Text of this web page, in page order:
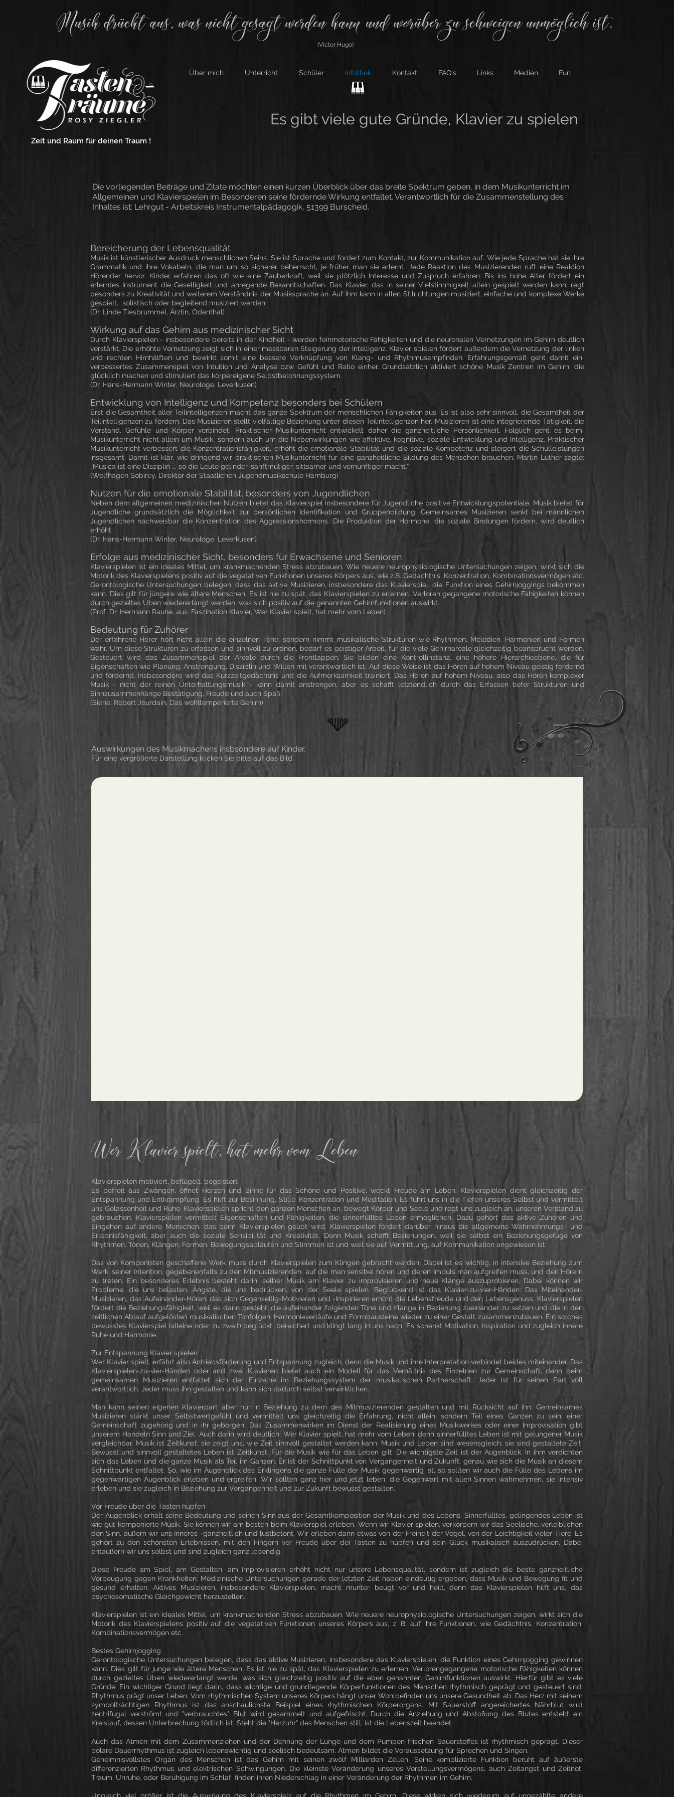
Über mich Unterricht Schüler Infothek Kontakt FAQ's Links Medien Fun
Musik drückt aus, was nicht gesagt werden kann und worüber zu schweigen unmöglich ist.
(Victor Hugo)
Es gibt viele gute Gründe, Klavier zu spielen
Die vorliegenden Beiträge und Zitate möchten einen kurzen Überblick über das breite Spektrum geben, in dem Musikunterricht im
Allgemeinen und Klavierspielen im Besonderen seine fördernde Wirkung entfaltet. Verantwortlich für die Zusammenstellung des
Inhaltes ist: Lehrgut - Arbeitskreis Instrumentalpädagogik, 51399 Burscheid.
​Bereicherung der Lebensqualität
Musik ist künstlerischer Ausdruck menschlichen Seins. Sie ist Sprache und fordert zum Kontakt, zur Kommunikation auf. Wie jede Sprache hat sie ihre
Grammatik und ihre Vokabeln, die man um so sicherer beherrscht, je früher man sie erlernt. Jede Reaktion des Musizierenden ruft eine Reaktion
Hörender hervor. Kinder erfahren das oft wie eine Zauberkraft, weil sie plötzlich Interesse und Zuspruch erfahren. Bis ins hohe Alter fördert ein
erlerntes Instrument die Geselligkeit und anregende Bekanntschaften. Das Klavier, das in seiner Vielstimmigkeit allein gespielt werden kann, regt
besonders zu Kreativität und weiterem Verständnis der Musiksprache an. Auf ihm kann in allen Stilrichtungen musiziert, einfache und komplexe Werke
gespielt, solistisch oder begleitend musiziert werden.
(Dr. Linde Tiesbrummel, Ärztin, Odenthal)
Wirkung auf das Gehirn aus medizinischer Sicht
Durch Klavierspielen - insbesondere bereits in der Kindheit - werden feinmotorische Fähigkeiten und die neuronalen Vernetzungen im Gehirn deutlich
verstärkt. Die erhöhte Vernetzung zeigt sich in einer messbaren Steigerung der Intelligenz. Klavier spielen fördert außerdem die Vernetzung der linken
und rechten Hirnhälften und bewirkt somit eine bessere Verknüpfung von Klang- und Rhythmusempfinden. Erfahrungsgemäß geht damit ein
verbessertes Zusammenspiel von Intuition und Analyse bzw Gefühl und Ratio einher. Grundsätzlich aktiviert schöne Musik Zentren im Gehirn, die
glücklich machen und stimuliert das körpereigene Selbstbelohnungssystem.
​(Dr. Hans-Hermann Winter, Neurologe, Leverkusen)
Entwicklung von Intelligenz und Kompetenz besonders bei Schülern
Erst die Gesamtheit aller Teilintelligenzen macht das ganze Spektrum der menschlichen Fähigkeiten aus. Es ist also sehr sinnvoll, die Gesamtheit der
Teilintelligenzen zu fördern. Das Musizieren stellt vielfältige Beziehung unter diesen Teilintelligenzen her. Musizieren ist eine integrierende Tätigkeit, die
Verstand, Gefühle und Körper verbindet. Praktischer Musikunterricht entwickelt daher die ganzheitliche Persönlichkeit. Folglich geht es beim
Musikunterricht nicht allein um Musik, sondern auch um die Nebenwirkungen wie affektive, kognitive, soziale Entwicklung und Intelligenz. Praktischer
Musikunterricht verbessert die Konzentrationsfähigkeit, erhöht die emotionale Stabilität und die soziale Kompetenz und steigert die Schulleistungen
insgesamt. Damit ist klar, wie dringend wir praktischen Musikunterricht für eine ganzheitliche Bildung des Menschen brauchen. Martin Luther sagte:
„Musica ist eine Disziplin …, so die Leute gelinder, sanftmütiger, sittsamer und vernünftiger macht.“
(Wolfhagen Sobirey, Direktor der Staatlichen Jugendmusikschule Hamburg)
Nutzen für die emotionale Stabilität, besonders von Jugendlichen
Neben dem allgemeinen medizinischen Nutzen bietet das Klavierspiel insbesondere für Jugendliche positive Entwicklungspotentiale. Musik bietet für
Jugendliche grundsätzlich die Möglichkeit zur persönlichen Identifikation und Gruppenbildung. Gemeinsames Musizieren senkt bei männlichen
Jugendlichen nachweisbar die Konzentration des Aggressionshormons. Die Produktion der Hormone, die soziale Bindungen fördern, wird deutlich
erhöht.
(Dr. Hans-Hermann Winter, Neurologe, Leverkusen)
Erfolge aus medizinischer Sicht, besonders für Erwachsene und Senioren
Klavierspielen ist ein ideales Mittel, um krankmachenden Stress abzubauen. Wie neuere neurophysiologische Untersuchungen zeigen, wirkt sich die
Motorik des Klavierspielens positiv auf die vegetativen Funktionen unseres Körpers aus, wie z.B. Gedächtnis, Konzentration, Kombinationsvermögen etc.
Gerontologische Untersuchungen belegen, dass das aktive Musizieren, insbesondere das Klavierspiel, die Funktion eines Gehirnjoggings bekommen
kann. Dies gilt für jüngere wie ältere Menschen. Es ist nie zu spät, das Klavierspielen zu erlernen. Verloren gegangene motorische Fähigkeiten können
durch gezieltes Üben wiedererlangt werden, was sich positiv auf die genannten Gehirnfunktionen auswirkt.
(Prof. Dr. Hermann Rauhe, aus: Faszination Klavier, Wer Klavier spielt, hat mehr vom Leben)
Bedeutung für Zuhörer
Der erfahrene Hörer hört nicht allein die einzelnen Töne, sondern nimmt musikalische Strukturen wie Rhythmen, Melodien, Harmonien und Formen
wahr. Um diese Strukturen zu erfassen und sinnvoll zu ordnen, bedarf es geistiger Arbeit, für die viele Gehirnareale gleichzeitig beansprucht werden.
Gesteuert wird das Zusammenspiel der Areale durch die Frontlappen. Sie bilden eine Kontrollinstanz, eine höhere Hierarchieebene, die für
Eigenschaften wie Planung, Anstrengung, Disziplin und Willen mit verantwortlich ist. Auf diese Weise ist das Hören auf hohem Niveau geistig fordernd
und fördernd. Insbesondere wird das Kurzzeitgedächtnis und die Aufmerksamkeit trainiert. Das Hören auf hohem Niveau, also das Hören komplexer
Musik - nicht der reinen Unterhaltungsmusik - kann damit anstrengen, aber es schafft letztendlich durch das Erfassen tiefer Strukturen und
Sinnzusammenhänge Bestätigung, Freude und auch Spaß.
(Siehe: Robert Jourdain, Das wohltemperierte Gehirn)
Auswirkungen des Musikmachens insbsondere auf Kinder.
Für eine vergrößerte Darstellung klicken Sie bitte auf das Bild.
Wer Klavier spielt, hat mehr vom Leben
Klavierspielen motiviert, beflügelt, begeistert
Es befreit aus Zwängen, öffnet Herzen und Sinne für das Schöne und Positive, weckt Freude am Leben. Klavierspielen dient gleichzeitig der
Entspannung und Entkrampfung. Es hilft zur Besinnung, Stille, Konzentration und Meditation. Es führt uns in die Tiefen unseres Selbst und vermittelt
uns Gelassenheit und Ruhe. Klavierspielen spricht den ganzen Menschen an, bewegt Körper und Seele und regt uns zugleich an, unseren Verstand zu
gebrauchen. Klavierspielen vermittelt Eigenschaften und Fähigkeiten, die sinnerfülltes Leben ermöglichen. Dazu gehört das aktive Zuhören und
Eingehen auf andere Menschen, das beim Klavierspielen geübt wird. Klavierspielen fördert darüber hinaus die allgemeine Wahrnehmungs- und
Erlebnisfähigkeit, aber auch die soziale Sensibilität und Kreativität. Denn Musik schafft Beziehungen, weil sie selbst ein Beziehungsgefüge von
Rhythmen, Tönen, Klängen, Formen, Bewegungsabläufen und Stimmen ist und weil sie auf Vermittlung, auf Kommunikation angewiesen ist.
Das von Komponisten geschaffene Werk muss durch Klavierspielen zum Klingen gebracht werden. Dabei ist es wichtig, in intensive Beziehung zum
Werk, seiner Intention, gegebenenfalls zu den Mitmusizierenden, auf die man sensibel hören und deren Impuls man aufgreifen muss, und den Hörern
zu treten. Ein besonderes Erlebnis besteht darin, selber Musik am Klavier zu improvisieren und neue Klänge auszuprobieren. Dabei können wir
Probleme, die uns belasten, Ängste, die uns bedrücken, von der Seele spielen. Beglückend ist das Klavier-zu-vier-Händen: Das Miteinander-
Musizieren, das Aufeinander-Hören, das sich Gegenseitig-Motivieren und -Inspirieren erhöht die Lebensfreude und den Lebensgenuss. Klavierspielen
fördert die Beziehungsfähigkeit, weil es darin besteht, die aufeinander folgenden Töne und Klänge in Beziehung zueinander zu setzen und die in den
zeitlichen Ablauf aufgelösten musikalischen Tonfolgen, Harmonieverläufe und Formbausteine wieder zu einer Gestalt zusammenzubauen. Ein solches
bewusstes Klavierspiel (alleine oder zu zweit) beglückt, bereichert und klingt lang in uns nach. Es schenkt Motivation, Inspiration und zugleich innere
Ruhe und Harmonie.
Zur Entspannung Klavier spielen
Wer Klavier spielt, erfährt also Antriebsförderung und Entspannung zugleich, denn die Musik und ihre Interpretation verbindet beides miteinander. Das
Klavierspielen-zu-vier-Händen oder and zwei Klavieren bietet auch ein Modell für das Verhältnis des Einzelnen zur Gemeinschaft, denn beim
gemeinsamen Musizieren entfaltet sich der Einzelne im Beziehungssystem der musikalischen Partnerschaft: Jeder ist für seinen Part voll
verantwortlich. Jeder muss ihn gestalten und kann sich dadurch selbst verwirklichen.
Man kann seinen eigenen Klavierpart aber nur in Beziehung zu dem des Mitmusizierenden gestalten und mit Rücksicht auf ihn. Gemeinsames
Musizieren stärkt unser Selbstwertgefühl und vermittelt uns gleichzeitig die Erfahrung, nicht allein, sondern Teil eines Ganzen zu sein, einer
Gemeinschaft zugehörig und in ihr geborgen. Das Zusammenwirken im Dienst der Realisierung eines Musikwerkes oder einer Improvisation gibt
unserem Handeln Sinn und Ziel. Auch darin wird deutlich: Wer Klavier spielt, hat mehr vom Leben, denn sinnerfülltes Leben ist mit gelungener Musik
vergleichbar. Musik ist Zeitkunst, sie zeigt uns, wie Zeit sinnvoll gestaltet werden kann. Musik und Leben sind wesensgleich; sie sind gestaltete Zeit.
Bewusst und sinnvoll gestaltetes Leben ist Zeitkunst. Für die Musik wie für das Leben gilt: Die wichtigste Zeit ist der Augenblick. In ihm verdichten
sich das Leben und die ganze Musik als Teil im Ganzen. Er ist der Schnittpunkt von Vergangenheit und Zukunft, genau wie sich die Musik an diesem
Schnittpunkt entfaltet. So, wie im Augenblick des Erklingens die ganze Fülle der Musik gegenwärtig ist, so sollten wir auch die Fülle des Lebens im
gegenwärtigen Augenblick erleben und ergreifen. Wir sollten ganz hier und jetzt leben, die Gegenwart mit allen Sinnen wahrnehmen, sie intensiv
erleben und sie zugleich in Beziehung zur Vergangenheit und zur Zukunft bewusst gestalten.
Vor Freude über die Tasten hüpfen
Der Augenblick erhält seine Bedeutung und seinen Sinn aus der Gesamtkomposition der Musik und des Lebens. Sinnerfülltes, gelingendes Leben ist
wie gut komponierte Musik. Sie können wir am besten beim Klavierspiel erleben. Wenn wir Klavier spielen, verkörpern wir das Seelische, verleiblichen
den Sinn, äußern wir uns Inneres -ganzheitlich und lustbetont. Wir erleben dann etwas von der Freiheit der Vögel, von der Leichtigkeit vieler Tiere. Es
gehört zu den schönsten Erlebnissen, mit den Fingern vor Freude über dei Tasten zu hüpfen und sein Glück musikalisch auszudrücken. Dabei
entäußern wir uns selbst und sind zugleich ganz lebendig.
Diese Freude am Spiel, am Gestalten, am Improvisieren erhöht nicht nur unsere Lebensqualität, sondern ist zugleich die beste ganzheitliche
Vorbeugung gegen Krankheiten. Medizinische Untersuchungen gerade der letzten Zeit haben eindeutig ergeben, dass Musik und Bewegung fit und
gesund erhalten. Aktives Musizieren, insbesondere Klavierspielen, macht munter, beugt vor und heilt, denn das Klavierspielen hilft uns, das
psychosomatische Gleichgewicht herzustellen.
Klavierspielen ist ein ideales Mittel, um krankmachenden Stress abzubauen. Wie neuere neurophysiologische Untersuchungen zeigen, wirkt sich die
Motorik des Klavierspielens positiv auf die vegetativen Funktionen unseres Körpers aus, z. B. auf ihre Funktionen, wie Gedächtnis, Konzentration,
Kombinationsvermögen etc.
Bestes Gehirnjogging
​Gerontologische Untersuchungen belegen, dass das aktive Musizieren, insbesondere das Klavierspielen, die Funktion eines Gehirnjogging gewinnen
kann. Dies gilt für junge wie ältere Menschen. Es ist nie zu spät, das Klavierspielen zu erlernen. Verlorengegangene motorische Fähigkeiten können
durch gezieltes Üben wiedererlangt werde, was sich gleichzeitig positiv auf die eben genannten Gehirnfunktionen auswirkt. Hierfür gibt es viele
Gründe: Ein wichtiger Grund liegt darin, dass wichtige und grundlegende Körperfunktionen des Menschen rhythmisch geprägt und gesteuert sind.
Rhythmus prägt unser Leben. Vom rhythmischen System unseres Körpers hängt unser Wohlbefinden uns unsere Gesundheit ab. Das Herz mit seinem
symbolträchtigen Rhythmus ist das anschaulichste Beispiel eines rhythmischen Körperorgans. Mit Sauerstoff angereichertes Nährblut wird
zentrifugal verströmt und "verbrauchtes" Blut wird gesammelt und aufgefrischt. Durch die Anziehung und Abstoßung des Blutes entsteht ein
Kreislauf, dessen Unterbrechung tödlich ist. Steht die "Herzuhr" des Menschen still, ist die Lebenszeit beendet.
Auch das Atmen mit dem Zusammenziehen und der Dehnung der Lunge und dem Pumpen frischen Sauerstoffes ist rhythmisch geprägt. Dieser
polare Dauerrhythmus ist zugleich lebenswichtig und seelisch bedeutsam. Atmen bildet die Voraussetzung für Sprechen und Singen.
Geheimnisvollstes Organ des Menschen ist das Gehirn mit seinen zwölf Milliarden Zellen. Seine komplizierte Funktion beruht auf äußerste
differenzierten Rhythmus und elektrischen Schwingungen. Die kleinste Veränderung unseres Vorstellungsvermögens, auch Zeitangst und Zeitnot,
Traum, Unruhe, oder Beruhigung im Schlaf, finden ihren Niederschlag in einer Veränderung der Rhythmen im Gehirn.
Zeit und Raum für deinen Traum !